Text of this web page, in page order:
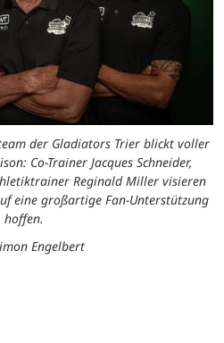
der Gladiators Trier blickt voller
Co-Trainer Jacques Schneider,
Reginald Miller visieren
eine großartige Fan-Unterstützung
hoffen.
Engelbert